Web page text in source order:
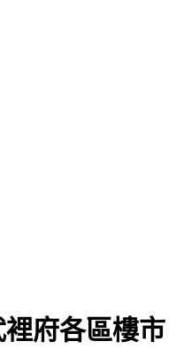
府各區樓市